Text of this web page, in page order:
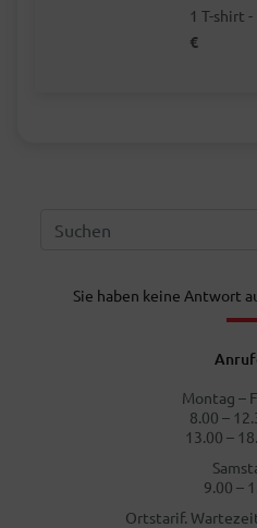
1 T-shirt -
€
Sie haben keine Antwort
Montag –
8.00 –
13.00 –
9.00 –
Ortstarif.